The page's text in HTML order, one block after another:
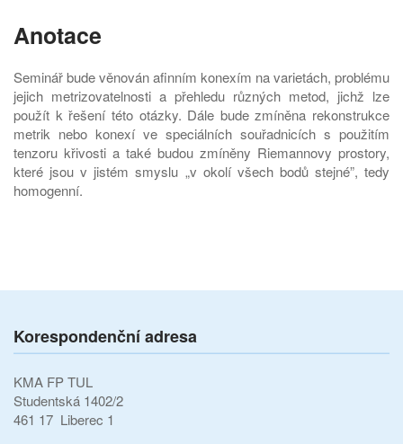
Anotace
Seminář bude věnován afinním konexím na varietách, problému
jejich metrizovatelnosti a přehledu různých metod, jichž lze
použít k řešení této otázky. Dále bude zmíněna rekonstrukce
metrik nebo konexí ve speciálních souřadnicích s použitím
tenzoru křivosti a také budou zmíněny Riemannovy prostory,
které jsou v jistém smyslu „v okolí všech bodů stejné”, tedy
homogenní.
Korespondenční adresa
KMA FP TUL
Studentská 1402/2
461 17 Liberec 1